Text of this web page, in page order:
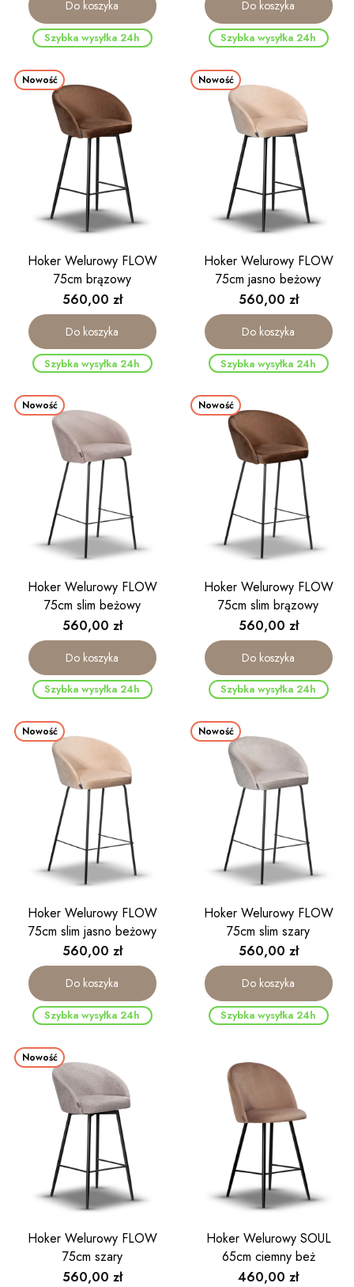
Do koszyka
Szybka wysyłka 24h
Do koszyka
Szybka wysyłka 24h
Nowość
Hoker Welurowy FLOW
75cm brązowy
Cena
560,00 zł
Do koszyka
Szybka wysyłka 24h
Nowość
Hoker Welurowy FLOW
75cm jasno beżowy
Cena
560,00 zł
Do koszyka
Szybka wysyłka 24h
Nowość
Hoker Welurowy FLOW
75cm slim beżowy
Cena
560,00 zł
Do koszyka
Szybka wysyłka 24h
Nowość
Hoker Welurowy FLOW
75cm slim brązowy
Cena
560,00 zł
Do koszyka
Szybka wysyłka 24h
Nowość
Hoker Welurowy FLOW
75cm slim jasno beżowy
Cena
560,00 zł
Do koszyka
Szybka wysyłka 24h
Nowość
Hoker Welurowy FLOW
75cm slim szary
Cena
560,00 zł
Do koszyka
Szybka wysyłka 24h
Nowość
Hoker Welurowy FLOW
75cm szary
Cena
560,00 zł
Hoker Welurowy SOUL
65cm ciemny beż
Cena
460,00 zł